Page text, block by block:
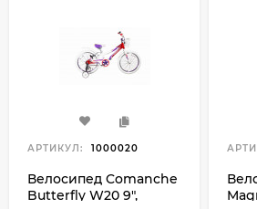
АРТИКУЛ: 1000020
Велосипед Comanche
Butterfly W20 9",